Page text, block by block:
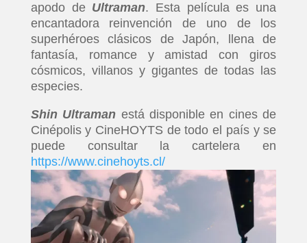
apodo de Ultraman. Esta película es una
encantadora reinvención de uno de los
superhéroes clásicos de Japón, llena de
fantasía, romance y amistad con giros
cósmicos, villanos y gigantes de todas las
especies.
Shin Ultraman está disponible en cines de
Cinépolis y CineHOYTS de todo el país y se
puede consultar la cartelera en
https://www.cinehoyts.cl/